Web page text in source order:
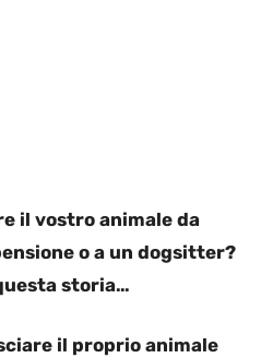
il vostro animale da
o a un dogsitter?
storia…
il proprio animale